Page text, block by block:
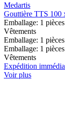
Medartis
Gouttière TTS 100
Emballage: 1
Vêtements
Emballage: 1
Emballage: 1
Vêtements
Expédition
Voir plus